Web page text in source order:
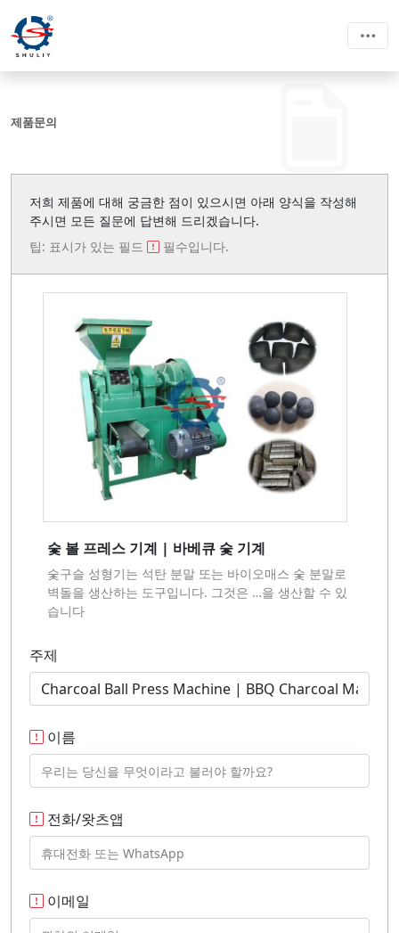
제품문의
저희 제품에 대해 궁금한 점이 있으시면 아래 양식을 작성해
주시면 모든 질문에 답변해 드리겠습니다.
팁: 표시가 있는 필드
필수입니다.
숯 볼 프레스 기계 | 바베큐 숯 기계
숯구슬 성형기는 석탄 분말 또는 바이오매스 숯 분말로
벽돌을 생산하는 도구입니다. 그것은 …을 생산할 수 있
습니다
주제
이름
전화/왓츠앱
이메일